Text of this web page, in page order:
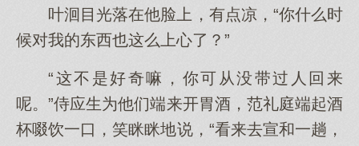
叶洄目光落在他脸上，有点凉，“你什么时
候对我的东西也这么上心了？”
“这不是好奇嘛，你可从没带过人回来
呢。”侍应生为他们端来开胃酒，范礼庭端起酒
杯啜饮一口，笑眯眯地说，“看来去宣和一趟，